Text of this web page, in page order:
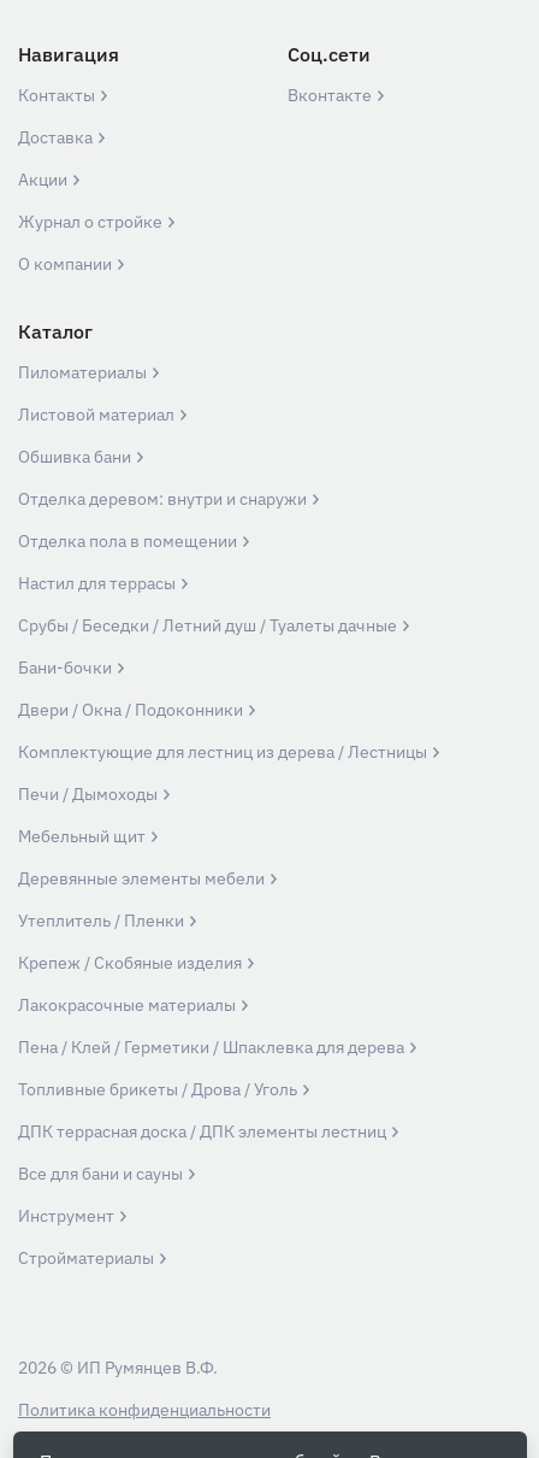
Навигация
Контакты
Доставка
Акции
Журнал о стройке
О компании
Соц.сети
Вконтакте
Каталог
Пиломатериалы
Листовой материал
Обшивка бани
Отделка деревом: внутри и снаружи
Отделка пола в помещении
Настил для террасы
Срубы / Беседки / Летний душ / Туалеты дачные
Бани-бочки
Двери / Окна / Подоконники
Комплектующие для лестниц из дерева / Лестницы
Печи / Дымоходы
Мебельный щит
Деревянные элементы мебели
Утеплитель / Пленки
Крепеж / Скобяные изделия
Лакокрасочные материалы
Пена / Клей / Герметики / Шпаклевка для дерева
Топливные брикеты / Дрова / Уголь
ДПК террасная доска / ДПК элементы лестниц
Все для бани и сауны
Инструмент
Стройматериалы
Политика конфиденциальности
2026 © ИП Румянцев В.Ф.